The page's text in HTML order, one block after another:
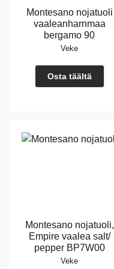
Montesano nojatuoli
vaaleanharnmaa
bergamo 90
Veke
Osta täältä
Montesano nojatuoli,
Empire vaalea salt/
pepper BP7W00
Veke